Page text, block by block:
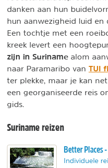
danken aan hun
hun aanwezigheid luid en
Een tochtje met een
kreek levert een
zijn in Suriname alom
naar Paramaribo van TUI
ter plekke, maar je kan
een georganiseerde reis
gids.
Suriname reizen
Better Places
Individuele